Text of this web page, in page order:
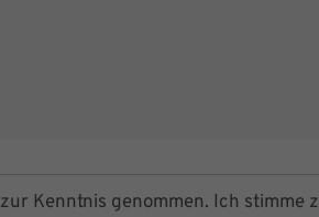
zur Kenntnis genommen. Ich stimme